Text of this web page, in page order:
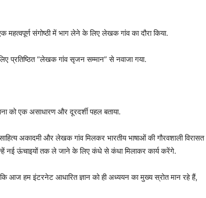
महत्वपूर्ण संगोष्ठी में भाग लेने के लिए लेखक गांव का दौरा किया.
प्रतिष्ठित “लेखक गांव सृजन सम्मान” से नवाजा गया.
को एक असाधारण और दूरदर्शी पहल बताया.
अकादमी और लेखक गांव मिलकर भारतीय भाषाओं की गौरवशाली विरासत
नई ऊंचाइयों तक ले जाने के लिए कंधे से कंधा मिलाकर कार्य करेंगे.
कि आज हम इंटरनेट आधारित ज्ञान को ही अध्ययन का मुख्य स्रोत मान रहे हैं,